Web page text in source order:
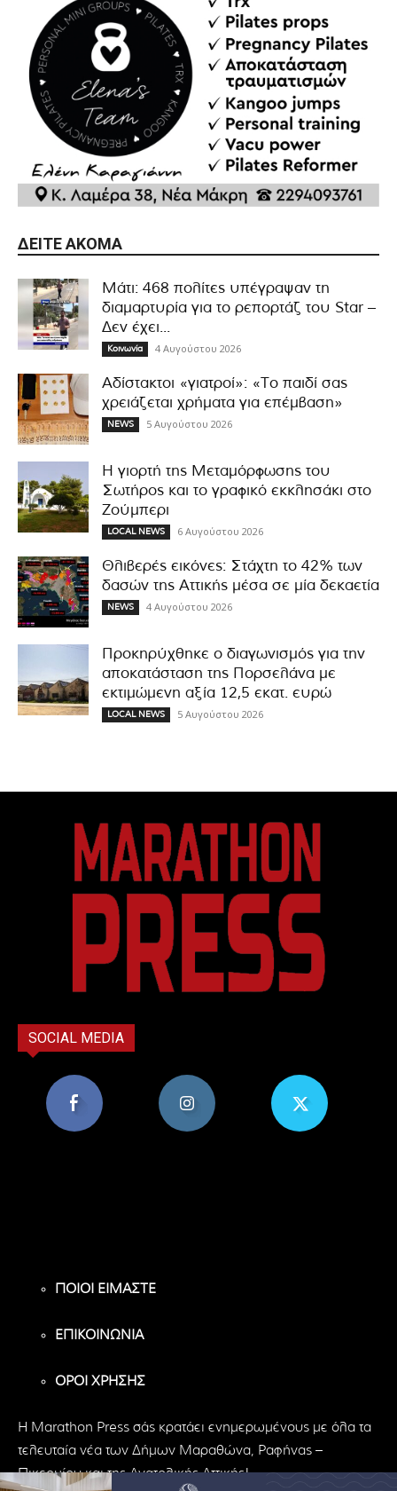
ΔΕΊΤΕ ΑΚΌΜΑ
Μάτι: 468 πολίτες υπέγραψαν τη
διαμαρτυρία για το ρεπορτάζ του Star –
Δεν έχει...
Κοινωνία 4 Αυγούστου 2026
Αδίστακτοι «γιατροί»: «Το παιδί σας
χρειάζεται χρήματα για επέμβαση»
NEWS 5 Αυγούστου 2026
Η γιορτή της Μεταμόρφωσης του
Σωτήρος και το γραφικό εκκλησάκι στο
Ζούμπερι
LOCAL NEWS 6 Αυγούστου 2026
Θλιβερές εικόνες: Στάχτη το 42% των
δασών της Αττικής μέσα σε μία δεκαετία
NEWS 4 Αυγούστου 2026
Προκηρύχθηκε ο διαγωνισμός για την
αποκατάσταση της Πορσελάνα με
εκτιμώμενη αξία 12,5 εκατ. ευρώ
LOCAL NEWS 5 Αυγούστου 2026
SOCIAL MEDIA
ΠΟΙΟΙ ΕΙΜΑΣΤΕ
ΕΠΙΚΟΙΝΩΝΙΑ
ΟΡΟΙ ΧΡΗΣΗΣ
H Marathon Press σάς κρατάει ενημερωμένους με όλα τα
τελευταία νέα των Δήμων Μαραθώνα, Ραφήνας –
Πικερμίου και της Ανατολικής Αττικής!